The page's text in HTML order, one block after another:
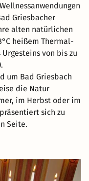
Griesbacher
alten natürlichen
heißem Thermal-
von bis zu
um Bad Griesbach
die Natur
im Herbst oder im
sich zu
Seite.